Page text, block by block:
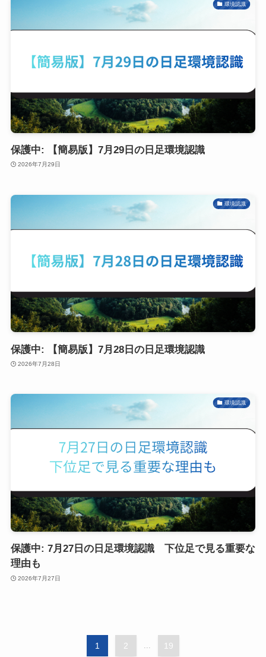
環境認識
保護中: 【簡易版】7月29日の日足環境認識
2026年7月29日
環境認識
保護中: 【簡易版】7月28日の日足環境認識
2026年7月28日
環境認識
保護中: 7月27日の日足環境認識 下位足で見る重要な
理由も
2026年7月27日
1 2 ... 19